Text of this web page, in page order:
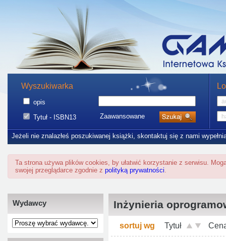
Wyszukiwarka
opis
Tytuł - ISBN13
Zaawansowane
Jeżeli nie znalazłeś poszukiwanej książki, skontaktuj się z nami
Ta strona używa plików cookies, by ułatwić korzystanie z serwisu.
swojej przeglądarce zgodnie z polityką prywatności.
Wydawcy Inżynieria
sortuj wg Tytuł